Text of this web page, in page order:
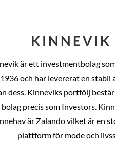
KINNEVIK
är ett investmentbolag
1936 och har levererat en stabil
dess. Kinneviks portfölj
precis som Investors.
är Zalando vilket är en
plattform för mode och